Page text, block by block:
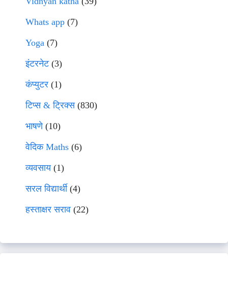
Whats app (7)
Yoga (7)
इंटरनेट(3)
कंप्युटर (1)
टिप्स & ट्रिक्स(830)
भाषणे(10)
वेदिक Maths (6)
व्यवसाय(1)
सरल विद्यार्थी(4)
हस्ताक्षर सराव (22)